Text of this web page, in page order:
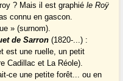
? Mais il est graphiéle Roÿ
connu en gascon.
» (surnom).
de Sarron (1820-...) :
est une ruelle, un petit
Cadillac et La Réole).
ce une petite forêt... ou en